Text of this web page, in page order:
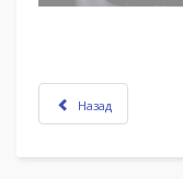
Назад